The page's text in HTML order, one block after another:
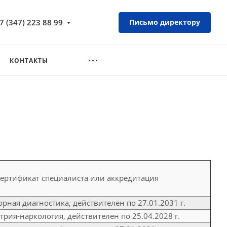
(347) 223 88 99 Письмо директору
КОНТАКТЫ
специалиста или аккредитация
диагностика, действителен по 27.01.2031 г.
наркология, действителен по 25.04.2028 г.